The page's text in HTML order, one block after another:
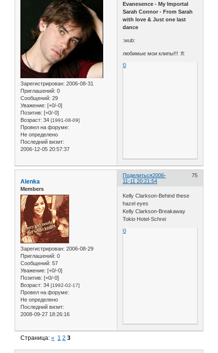
Зарегистрирован: 2006-08-31
Приглашений: 0
Сообщений: 29
Уважение: [+0/-0]
Позитив: [+0/-0]
Возраст: 34 [1991-08-09]
Провел на форуме:
Не определено
Последний визит:
2006-12-05 20:57:37
Evanesence - My Importal
Sarah Connor - From Sarah
with love & Just one last
dance
:wub:
любимые мои клипы!!! :fl:
0
Поделиться 75
2006-
11-11 20:21:54
Alenka
Members
Зарегистрирован: 2006-08-29
Приглашений: 0
Сообщений: 57
Уважение: [+0/-0]
Позитив: [+0/-0]
Возраст: 34 [1992-02-17]
Провел на форуме:
Не определено
Последний визит:
2008-09-27 18:26:16
Kelly Clarkson-Behind these
hazel eyes
Kelly Clarkson-Breakaway
Tokio Hotel-Schrei
0
Страница:« 1 2 3